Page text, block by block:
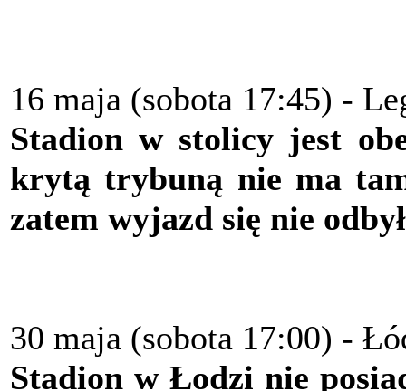
16 maja (sobota 17:45) -
Stadion w stolicy jest
krytą trybuną nie ma
zatem wyjazd się nie
30 maja (sobota 17:00) -
Stadion w Łodzi nie